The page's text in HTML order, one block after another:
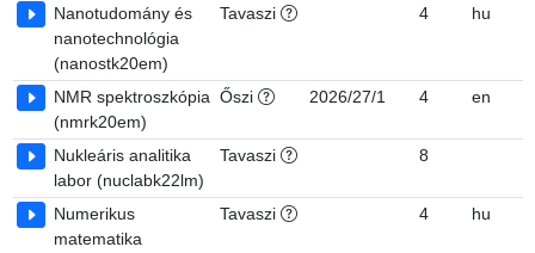
Nanotudomány és
nanotechnológia
(nanostk20em)
Tavaszi 4 hu
NMR spektroszkópia
(nmrk20em)
Őszi 2026/27/1 4 en
Nukleáris analitika
labor (nuclabk22lm)
Tavaszi 8
Numerikus
matematika
Tavaszi 4 hu